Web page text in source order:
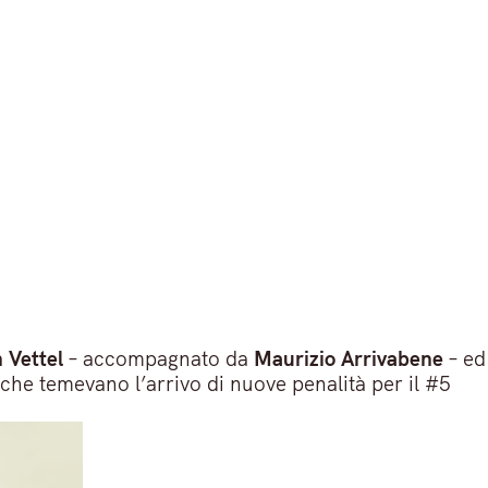
Vettel – accompagnato da Maurizio Arrivabene – ed
temevano l’arrivo di nuove penalità per il #5